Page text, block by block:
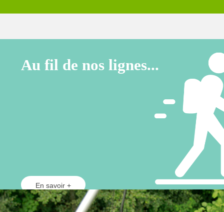
Au fil de nos lignes...
En savoir +